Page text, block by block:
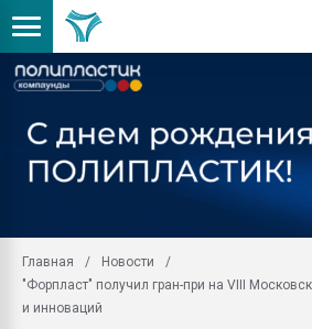
Главная
Новости
"Форпласт" получил гран-при на VIII
и инноваций